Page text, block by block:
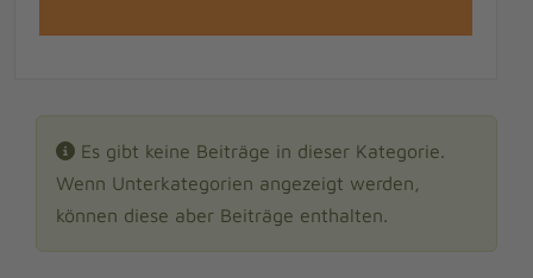
Information
Es gibt keine Beiträge in dieser Kategorie.
Wenn Unterkategorien angezeigt werden,
können diese aber Beiträge enthalten.